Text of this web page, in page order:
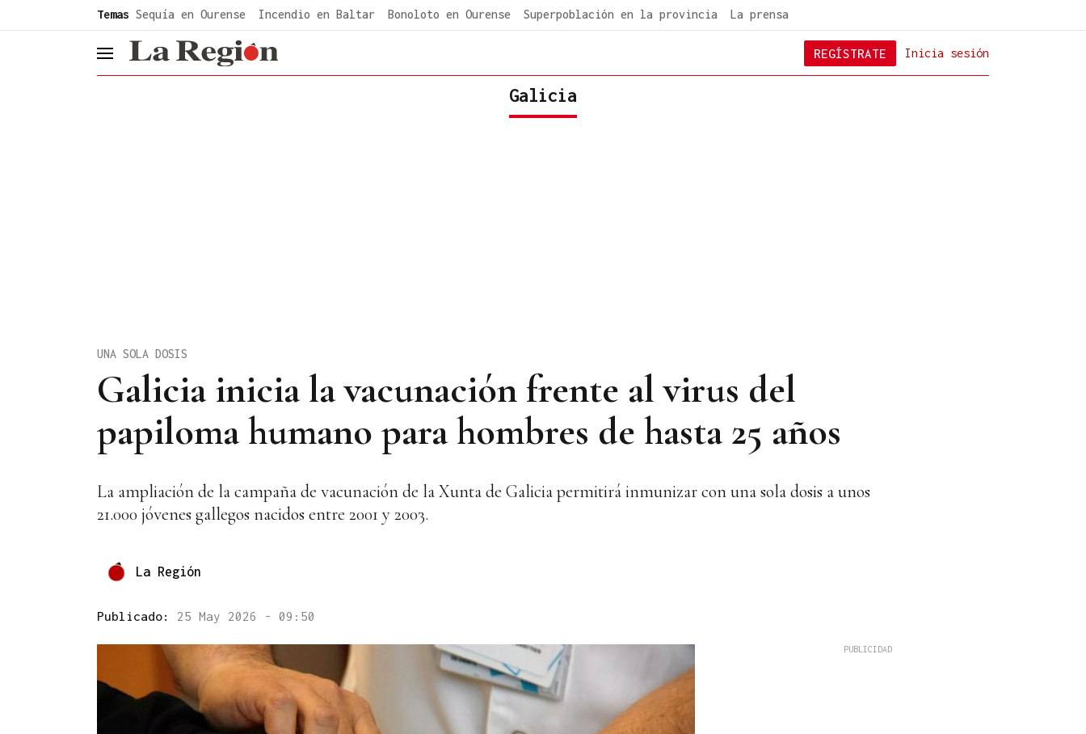
Temas Sequía en Ourense Incendio en Baltar Bonoloto en Ourense Superpoblación en la provincia La prensa
header.menu.open Inicia sesión
REGÍSTRATE
Galicia
Galicia inicia la vacunación frente al virus del
papiloma humano para hombres de hasta 25 años
UNA SOLA DOSIS
La ampliación de la campaña de vacunación de la Xunta de Galicia permitirá inmunizar con una sola dosis a unos
21.000 jóvenes gallegos nacidos entre 2001 y 2003.
La Región
Publicado: 25 May 2026 - 09:50